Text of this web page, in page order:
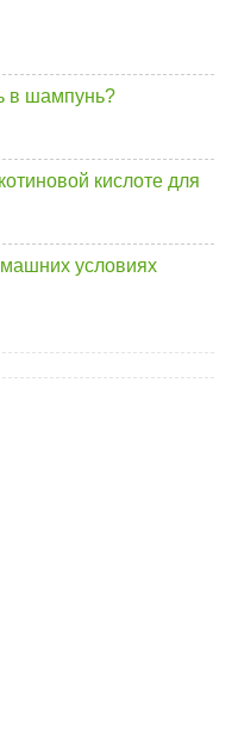
в шампунь?
кислоте для
условиях